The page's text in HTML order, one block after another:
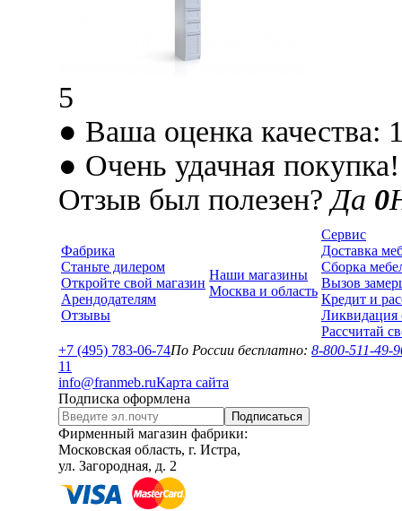
5
● Ваша оценка качества:
● Очень удачная
Отзыв был полезен?Да 0
Фабрика
Станьте дилером
Откройте свой магазин
Арендодателям
Отзывы
Наши магазины
Москва и область
Сервис
Доставка
Сборка
Вызов
Кредит и
Ликвидация
Рассчитай
+7 (495) 783-06-74По России бесплатно: 8-800-511-49-
11
info@franmeb.ruКарта сайта
Подписка оформлена
Подписаться
Фирменный магазин фабрики:
Московская область, г. Истра,
ул. Загородная, д. 2